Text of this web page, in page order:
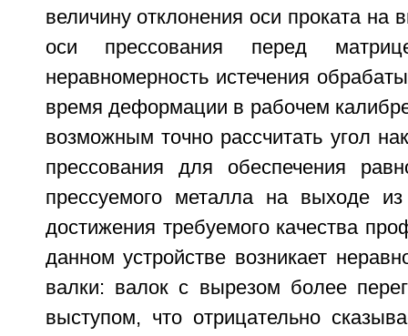
величину отклонения оси проката на
оси прессования перед
неравномерность истечения
время деформации в рабочем
возможным точно рассчитать угол
прессования для обеспечения
прессуемого металла на выходе
достижения требуемого качества
данном устройстве возникает
валки: валок с вырезом более
выступом, что отрицательно